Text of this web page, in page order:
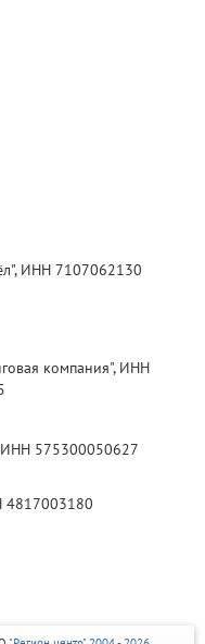
ИНН 7107062130
компания", ИНН
ИНН 575300050627
4817003180